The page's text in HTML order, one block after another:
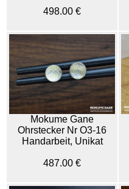
498.00 €
Mokume Gane
Ohrstecker Nr O3-16
Handarbeit, Unikat
487.00 €